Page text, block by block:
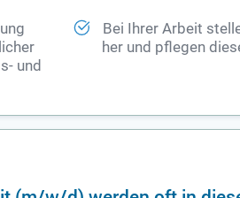
und
Bei Ihrer Arbeit
her und pflegen